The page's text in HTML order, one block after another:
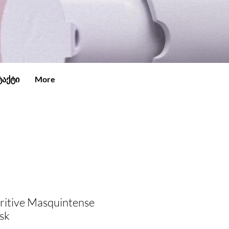
More
Masquintense